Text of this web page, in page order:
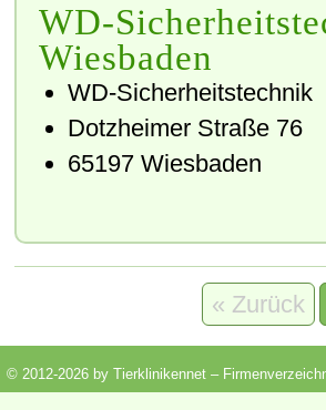
WD-
Wiesbaden
WD-Sicherheitstechnik
Dotzheimer Straße 76
65197 Wiesbaden
« Zurück
© 2012-2026 by Tierklinikennet –